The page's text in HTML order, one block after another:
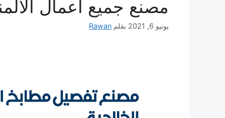
مصنع جميع أعمال
يونيو 6, 2021 بقلم Rawan